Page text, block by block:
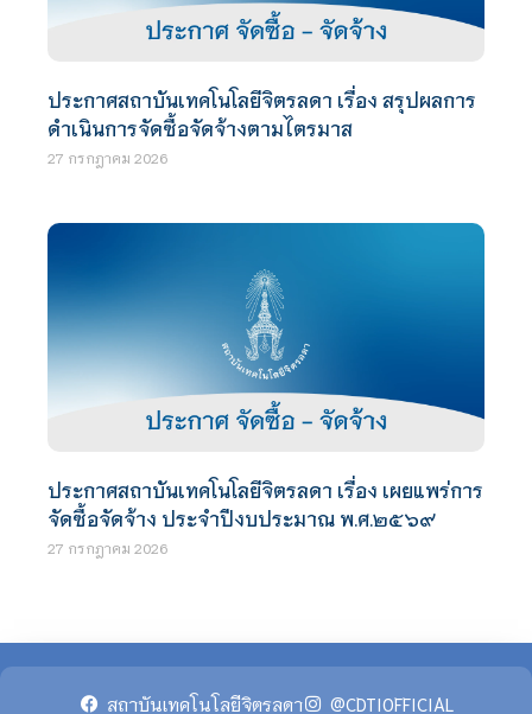
ประกาศสถาบันเทคโนโลยีจิตรลดา เรื่อง สรุปผลการ
ดำเนินการจัดซื้อจัดจ้างตามไตรมาส
27 กรกฎาคม 2026
ประกาศสถาบันเทคโนโลยีจิตรลดา เรื่อง เผยแพร่การ
จัดซื้อจัดจ้าง ประจำปีงบประมาณ พ.ศ.๒๕๖๙
27 กรกฎาคม 2026
สถาบันเทคโนโลยีจิตรลดา @CDTIOFFICIAL